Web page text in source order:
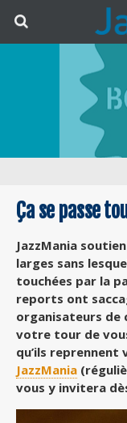
Ça se passe
JazzMania
larges sans
touchées par la
reports ont
organisateurs de
votre tour de
qu’ils
JazzMania
vous y invitera